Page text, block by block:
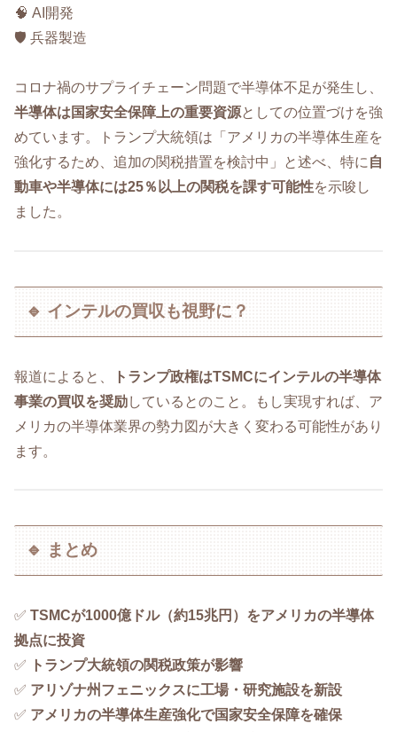
🧠 AI開発
🛡️ 兵器製造
コロナ禍のサプライチェーン問題で半導体不足が発生し、
半導体は国家安全保障上の重要資源としての位置づけを強
めています。トランプ大統領は「アメリカの半導体生産を
強化するため、追加の関税措置を検討中」と述べ、特に自
動車や半導体には25％以上の関税を課す可能性を示唆し
ました。
🔹 インテルの買収も視野に？
報道によると、
トランプ政権はTSMCにインテルの半導体
事業の買収を奨励しているとのこと。もし実現すれば、ア
メリカの半導体業界の勢力図が大きく変わる可能性があり
ます。
🔹 まとめ
✅ TSMCが1000億ドル（約15兆円）をアメリカの半導体
拠点に投資
✅
トランプ大統領の関税政策が影響
✅ アリゾナ州フェニックスに工場・研究施設を新設
✅ アメリカの半導体生産強化で国家安全保障を確保